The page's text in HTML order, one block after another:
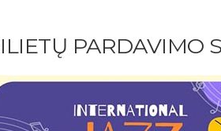
PARDAVIMO